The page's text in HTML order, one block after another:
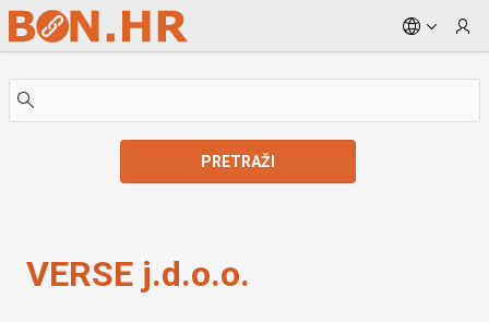
Skip to Main Content
PRETRAŽI
VERSE j.d.o.o.